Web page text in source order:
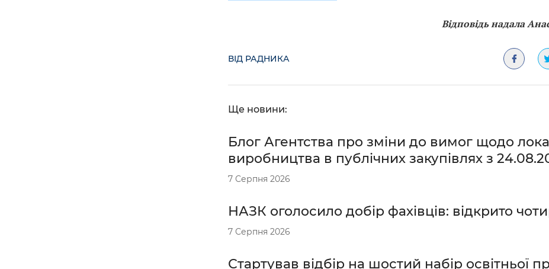
Відповідь надала
ВІД РАДНИКА
Ще новини:
Блог Агентства про зміни до вимог щодо
виробництва в публічних закупівлях з
7 Серпня 2026
НАЗК оголосило добір фахівців: відкрито
7 Серпня 2026
Стартував відбір на шостий набір освітньої